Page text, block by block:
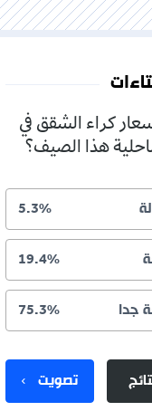
كراء الشقق في
هذا الصيف؟
5.3%
19.4%
جدا 75.3%
تصويت